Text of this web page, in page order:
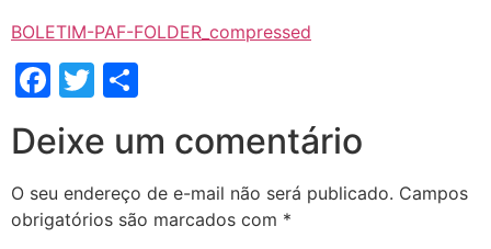
BOLETIM-PAF-FOLDER_compressed
Facebook
Twitter
Deixe um comentário
O seu endereço de e-mail não será publicado. Campos
obrigatórios são marcados com *